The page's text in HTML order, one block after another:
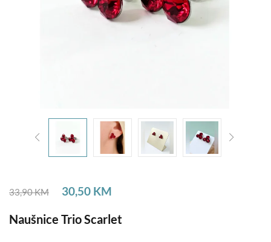
33,90KM 30,50 KM
Naušnice Trio Scarlet
CREATE AN ACCOUNT